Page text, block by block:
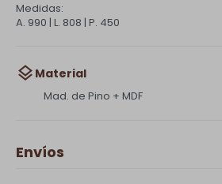
Medidas:
A. 990 | L. 808 | P. 450
Material
Mad. de Pino + MDF
Envíos